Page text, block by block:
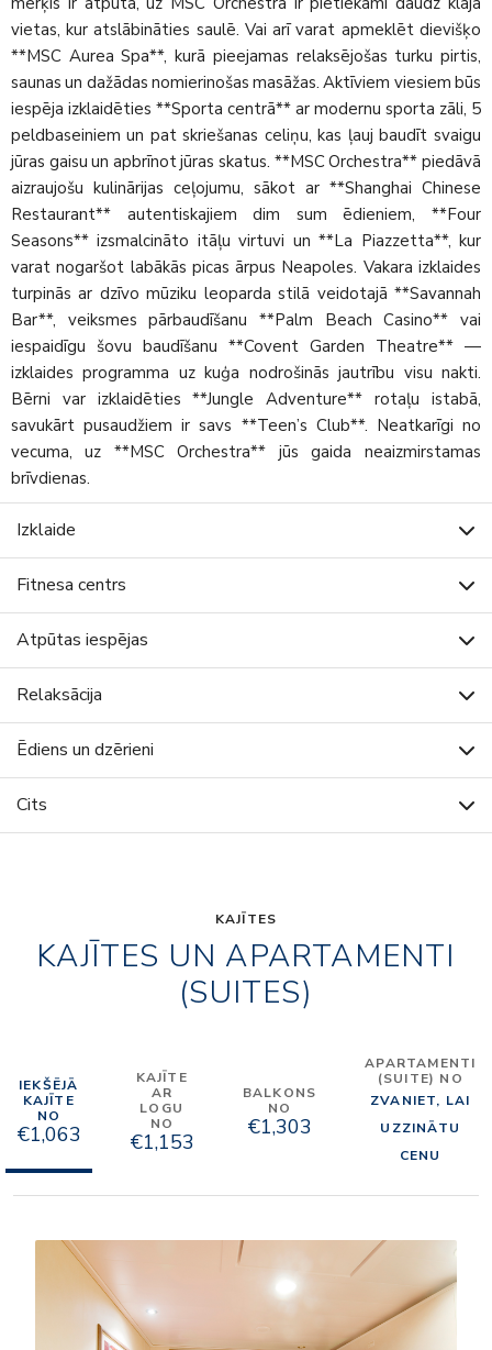
vietas, kur atslābināties saulē. Vai arī varat apmeklēt dievišķo
**MSC Aurea Spa**, kurā pieejamas relaksējošas turku pirtis,
saunas un dažādas nomierinošas masāžas. Aktīviem viesiem būs
iespēja izklaidēties **Sporta centrā** ar modernu sporta zāli, 5
peldbaseiniem un pat skriešanas celiņu, kas ļauj baudīt svaigu
jūras gaisu un apbrīnot jūras skatus. **MSC Orchestra** piedāvā
aizraujošu kulinārijas ceļojumu, sākot ar **Shanghai Chinese
Restaurant** autentiskajiem dim sum ēdieniem, **Four
Seasons** izsmalcināto itāļu virtuvi un **La Piazzetta**, kur
varat nogaršot labākās picas ārpus Neapoles. Vakara izklaides
turpinās ar dzīvo mūziku leoparda stilā veidotajā **Savannah
Bar**, veiksmes pārbaudīšanu **Palm Beach Casino** vai
iespaidīgu šovu baudīšanu **Covent Garden Theatre** —
izklaides programma uz kuģa nodrošinās jautrību visu nakti.
Bērni var izklaidēties **Jungle Adventure** rotaļu istabā,
savukārt pusaudžiem ir savs **Teen’s Club**. Neatkarīgi no
vecuma, uz **MSC Orchestra** jūs gaida neaizmirstamas
brīvdienas.
Izklaide
Fitnesa centrs
Atpūtas iespējas
Relaksācija
Ēdiens un dzērieni
Cits
KAJĪTES
KAJĪTES UN APARTAMENTI
(SUITES)
IEKŠĒJĀ
KAJĪTE
NO
€1,063
KAJĪTE
AR
LOGU
NO
€1,153
BALKONS
NO
€1,303
APARTAMENTI
(SUITE) NO
ZVANIET, LAI
UZZINĀTU
CENU